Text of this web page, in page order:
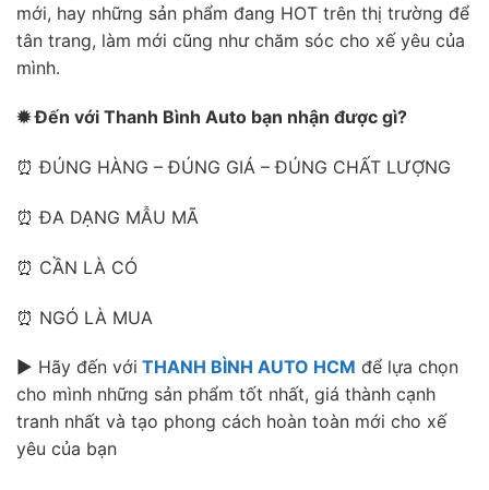
mới, hay những sản phẩm đang HOT trên thị trường để
tân trang, làm mới cũng như chăm sóc cho xế yêu của
mình.
✹ Đến với Thanh Bình Auto bạn nhận được gì?
⏰ ĐÚNG HÀNG – ĐÚNG GIÁ – ĐÚNG CHẤT LƯỢNG
⏰ ĐA DẠNG MẪU MÃ
⏰ CẦN LÀ CÓ
⏰ NGÓ LÀ MUA
► Hãy đến với THANH BÌNH AUTO HCM để lựa chọn
cho mình những sản phẩm tốt nhất, giá thành cạnh
tranh nhất và tạo phong cách hoàn toàn mới cho xế
yêu của bạn